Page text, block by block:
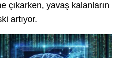
çıkarken, yavaş kalanların
artıyor.